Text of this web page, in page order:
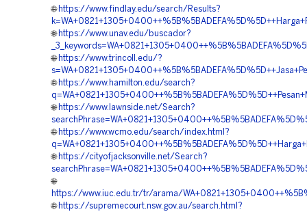
🌐 https://www.findlay.edu/search/Results?
🌐 https://www.unav.edu/buscador?
🌐 https://www.trincoll.edu/?
🌐 https://www.hamilton.edu/search?
🌐 https://www.lawnside.net/Search?
🌐 https://www.wcmo.edu/search/index.html?
🌐 https://cityofjacksonville.net/Search?
🌐
https://www.iuc.edu.tr/tr/arama/
🌐 https://supremecourt.nsw.gov.au/search.html?